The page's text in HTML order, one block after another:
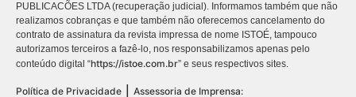
PUBLICACÕES LTDA (recuperação judicial). Informamos também que não
realizamos cobranças e que também não oferecemos cancelamento do
contrato de assinatura da revista impressa de nome ISTOÉ, tampouco
autorizamos terceiros a fazê-lo, nos responsabilizamos apenas pelo
conteúdo digital “https://istoe.com.br” e seus respectivos sites.
Política de Privacidade Assessoria de Imprensa: